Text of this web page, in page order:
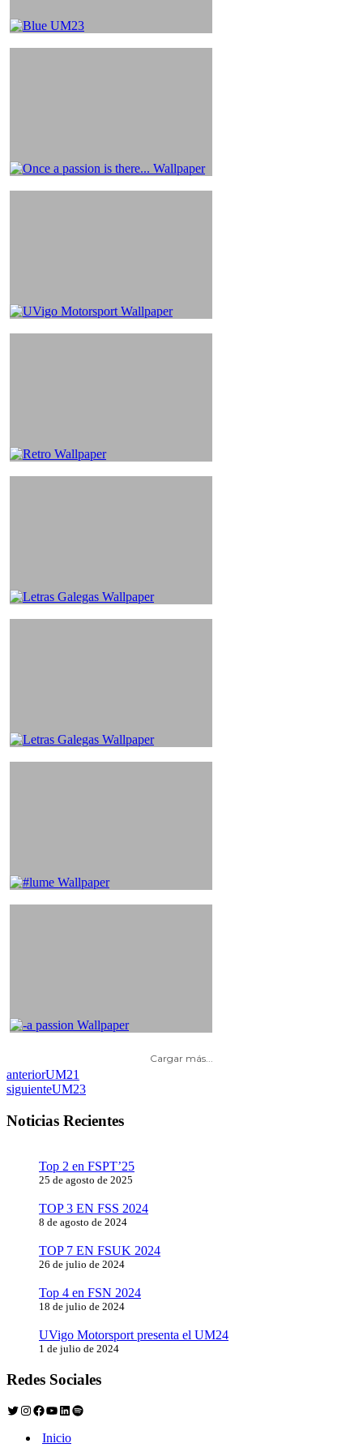
Cargar más...
anteriorUM21
siguienteUM23
Noticias Recientes
Top 2 en FSPT’25
25 de agosto de 2025
TOP 3 EN FSS 2024
8 de agosto de 2024
TOP 7 EN FSUK 2024
26 de julio de 2024
Top 4 en FSN 2024
18 de julio de 2024
UVigo Motorsport presenta el UM24
1 de julio de 2024
Redes Sociales
Twitter
Instagram
Facebook
YouTube
LinkedIn
Spotify
Inicio